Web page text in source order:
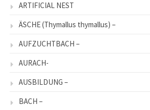
ARTIFICIAL NEST
ÄSCHE (Thymallus thymallus) –
AUFZUCHTBACH –
AURACH-
AUSBILDUNG –
BACH –